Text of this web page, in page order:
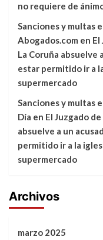
no requiere de
Sanciones y multas
Abogados.com en El
La Coruña absuelve
estar permitido ir a
supermercado
Sanciones y multas
Día en El Juzgado
absuelve a un
permitido ir a la
supermercado
Archivos
marzo 2025